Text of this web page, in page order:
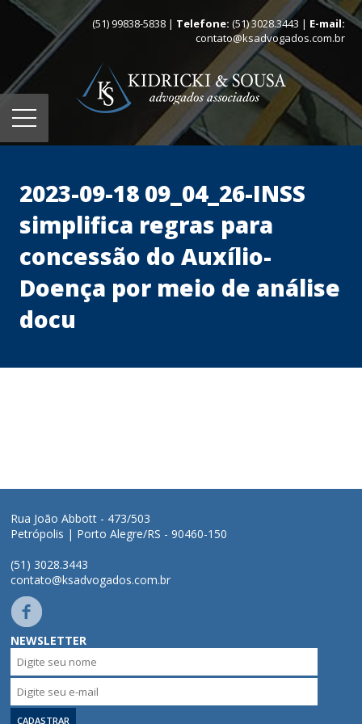
(51) 99838-5838 | Telefone: (51) 3028.3443 | E-mail:
contato@ksadvogados.com.br
Profissionais
Publicações
Contato
2023-09-18 09_04_26-INSS
simplifica regras para
concessão do Auxílio-
Doença por meio de análise
docu
Rua João Abbott - 473/503
Petrópolis | Porto Alegre/RS - 90460-150
(51) 3028.3443
contato@ksadvogados.com.br
NEWSLETTER